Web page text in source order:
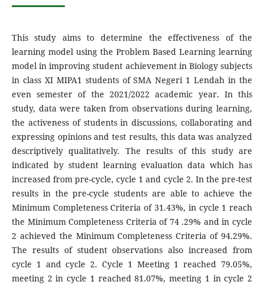
This study aims to determine the effectiveness of the
learning model using the Problem Based Learning learning
model in improving student achievement in Biology subjects
in class XI MIPA1 students of SMA Negeri 1 Lendah in the
even semester of the 2021/2022 academic year. In this
study, data were taken from observations during learning,
the activeness of students in discussions, collaborating and
expressing opinions and test results, this data was analyzed
descriptively qualitatively. The results of this study are
indicated by student learning evaluation data which has
increased from pre-cycle, cycle 1 and cycle 2. In the pre-test
results in the pre-cycle students are able to achieve the
Minimum Completeness Criteria of 31.43%, in cycle 1 reach
the Minimum Completeness Criteria of 74 .29% and in cycle
2 achieved the Minimum Completeness Criteria of 94.29%.
The results of student observations also increased from
cycle 1 and cycle 2. Cycle 1 Meeting 1 reached 79.05%,
meeting 2 in cycle 1 reached 81.07%, meeting 1 in cycle 2